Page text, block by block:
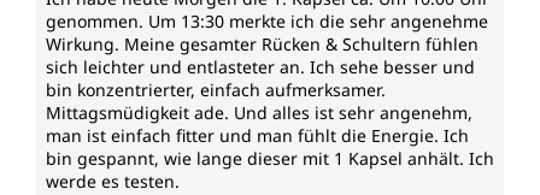
genommen. Um 13:30 merkte ich die sehr angenehme
Wirkung. Meine gesamter Rücken & Schultern fühlen
sich leichter und entlasteter an. Ich sehe besser und
bin konzentrierter, einfach aufmerksamer.
Mittagsmüdigkeit ade. Und alles ist sehr angenehm,
man ist einfach fitter und man fühlt die Energie. Ich
bin gespannt, wie lange dieser mit 1 Kapsel anhält. Ich
werde es testen.